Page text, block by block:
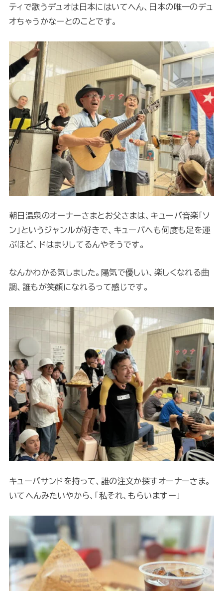
ティで歌うデュオは日本にはいてへん、日本の唯一のデュ
オちゃうかなーとのことです。
朝日温泉のオーナーさまとお父さまは、キューバ音楽「ソ
ン」というジャンルが好きで、キューバへも何度も足を運
ぶほど、ドはまりしてるんやそうです。
なんかわかる気しました。陽気で優しい、楽しくなれる曲
調、誰もが笑顔になれるって感じです。
キューバサンドを持って、誰の注文か探すオーナーさま。
いてへんみたいやから、「私それ、もらいますー」